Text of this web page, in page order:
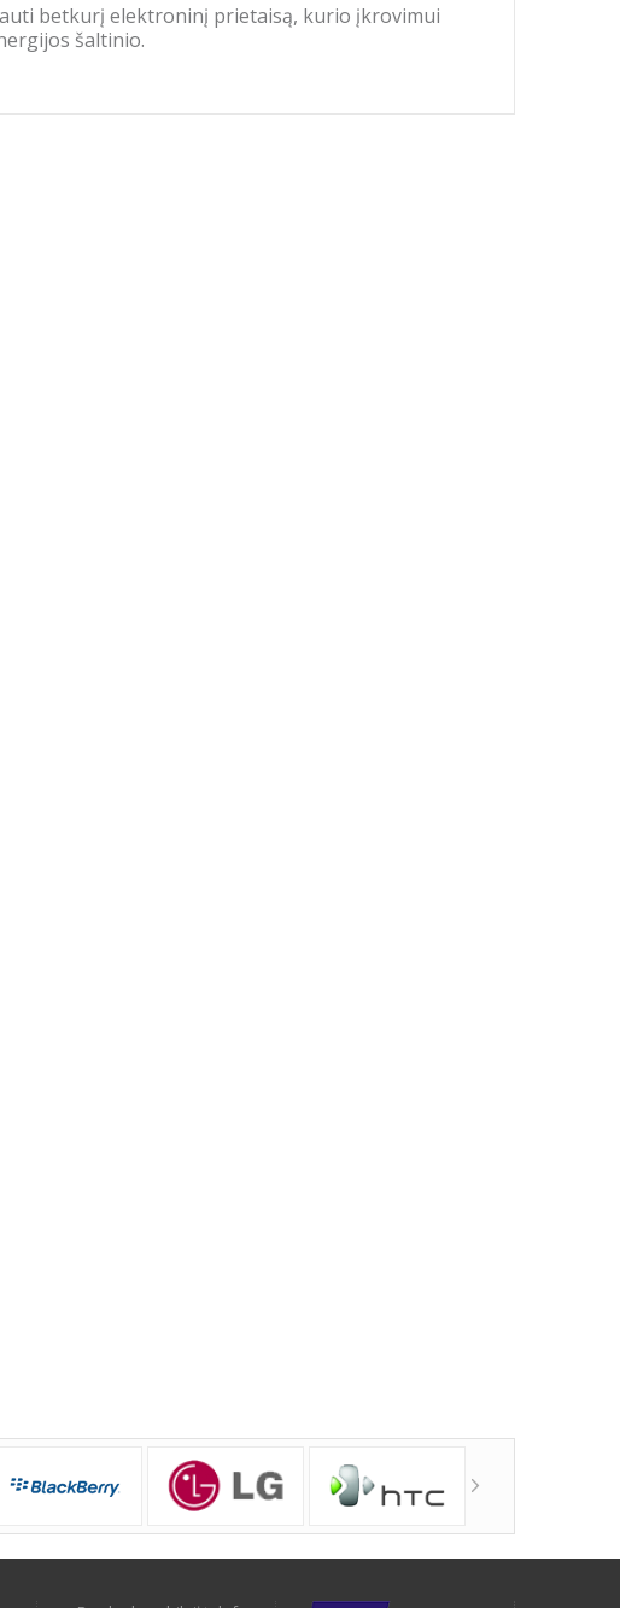
betkurį elektroninį prietaisą, kurio įkrovimui
šaltinio.